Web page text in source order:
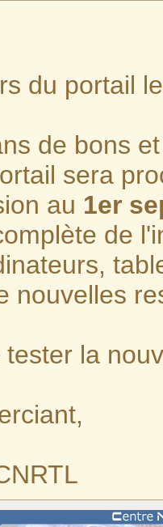
du portail
de bons
sera
au 1er
de
nouvelles
tester la